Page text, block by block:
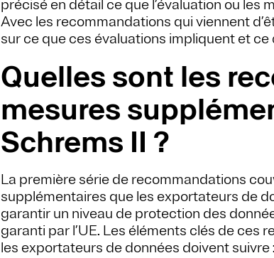
précisé en détail ce que l’évaluation ou
Avec les recommandations qui viennent
sur ce que ces évaluations impliquent et
Quelles sont les
mesures
Schrems II ?
La première série de recommandations
supplémentaires que les exportateurs de
garantir un niveau de protection des
garanti par l’UE. Les éléments clés de
les exportateurs de données doivent suivre :